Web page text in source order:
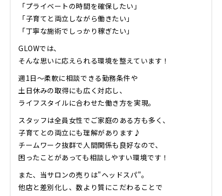
「プライベートの時間を確保したい」
「子育てと両立しながら働きたい」
「丁寧な施術でしっかり稼ぎたい」
GLOWでは、
そんな思いに応えられる環境を整えています！
週1日〜柔軟に相談できる勤務条件や
土日休みの取得にも広く対応し、
ライフスタイルに合わせた働き方を実現。
スタッフは全員女性でご家庭のある方も多く、
子育てとの両立にも理解があります♪
チームワーク抜群で人間関係も良好なので、
困ったことがあっても相談しやすい環境です！
また、当サロンの売りは"ヘッドスパ"。
他店と差別化し、数より質にこだわることで